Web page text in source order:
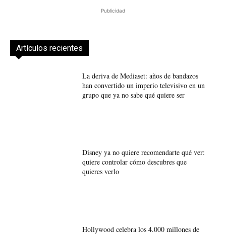
Publicidad
Artículos recientes
La deriva de Mediaset: años de bandazos
han convertido un imperio televisivo en un
grupo que ya no sabe qué quiere ser
Disney ya no quiere recomendarte qué ver:
quiere controlar cómo descubres que
quieres verlo
Hollywood celebra los 4.000 millones de